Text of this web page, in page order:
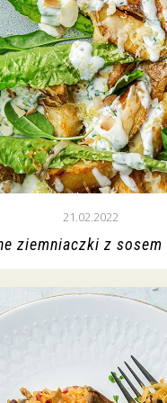
21.02.2022
ziemniaczki z sosem